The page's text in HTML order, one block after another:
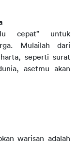
cepat” untuk
Mulailah dari
seperti surat
asetmu akan
warisan adalah